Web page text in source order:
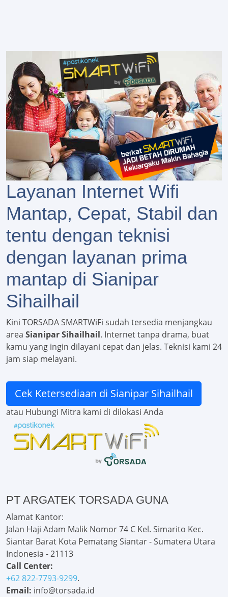
Layanan Internet Wifi
Mantap, Cepat, Stabil dan
tentu dengan teknisi
dengan layanan prima
mantap di Sianipar
Sihailhail
Kini TORSADA SMARTWiFi sudah tersedia menjangkau
area Sianipar Sihailhail. Internet tanpa drama, buat
kamu yang ingin dilayani cepat dan jelas. Teknisi kami 24
jam siap melayani.
Cek Ketersediaan di Sianipar Sihailhail
atau Hubungi Mitra kami di dilokasi Anda
PT ARGATEK TORSADA GUNA
Alamat Kantor:
Jalan Haji Adam Malik Nomor 74 C Kel. Simarito Kec.
Siantar Barat Kota Pematang Siantar - Sumatera Utara
Indonesia - 21113
Call Center:
+62 822-7793-9299.
Email: info@torsada.id